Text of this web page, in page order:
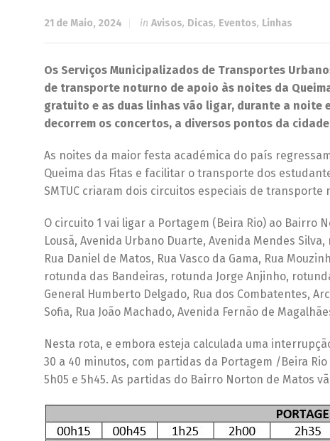
21 de Maio, 2024 in Avisos, Dicas, Eventos, Linhas
Os Serviços Municipalizados de Transportes
de transporte noturno de apoio às noites da
gratuito e as duas linhas vão ligar, durante a noite
decorrem os concertos, a diversos pontos da
As noites da maior festa académica do país
Queima das Fitas e facilitar o transporte dos
SMTUC criaram dois circuitos especiais de transporte
O circuito 1 vai ligar a Portagem (Beira Rio) ao Bairro
Lousã, Avenida Urbano Duarte, Avenida Mendes
Rua Daniel de Matos, Rua Vasco da Gama, Rua
rotunda das Bandeiras, rotunda Jorge Anjinho,
General Humberto Delgado, Rua dos Combatentes,
Sofia, Rua João Machado, Avenida Fernão de
Nesta rota, e embora esteja calculada uma
30 a 40 minutos, com partidas da Portagem /Beira Rio
5h05 e 5h45. As partidas do Bairro Norton de Matos